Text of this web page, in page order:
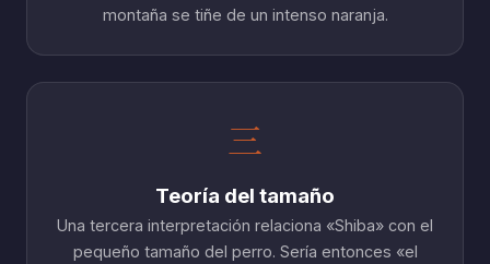
montaña se tiñe de un intenso naranja.
三
Teoría del tamaño
Una tercera interpretación relaciona «Shiba» con el
pequeño tamaño del perro. Sería entonces «el